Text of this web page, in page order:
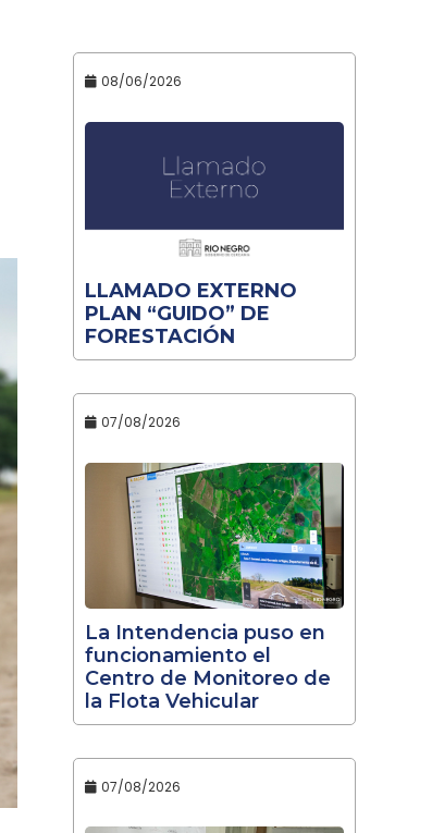
08/06/2026
LLAMADO EXTERNO
PLAN “GUIDO” DE
FORESTACIÓN
07/08/2026
La Intendencia puso en
funcionamiento el
Centro de Monitoreo de
la Flota Vehicular
07/08/2026